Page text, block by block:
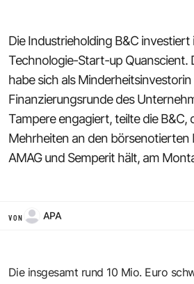
Die Industrieholding B&C investiert
Technologie-Start-up Quanscient.
habe sich als
Finanzierungsrunde des
Tampere engagiert, teilte die B&C,
Mehrheiten an den börsenotierten
AMAG und Semperit hält, am
VON APA
Die insgesamt rund 10 Mio. Euro